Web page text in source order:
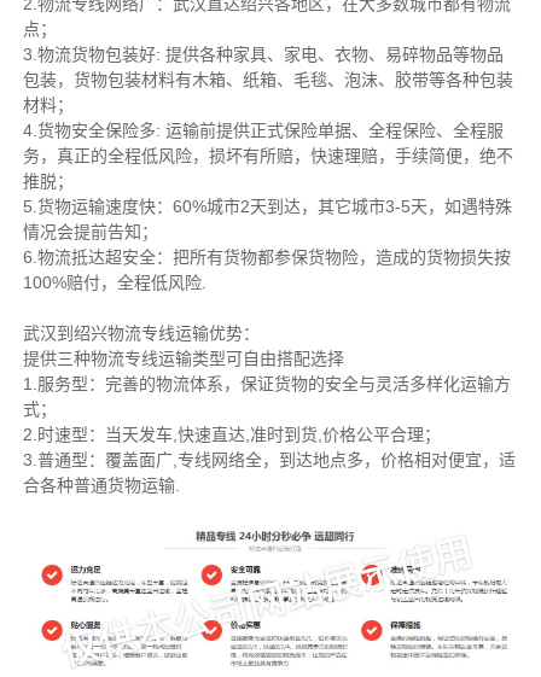
点；
3.物流货物包装好: 提供各种家具、家电、衣物、易碎物品等物品
包装，货物包装材料有木箱、纸箱、毛毯、泡沫、胶带等各种包装
材料；
4.货物安全保险多: 运输前提供正式保险单据、全程保险、全程服
务，真正的全程低风险，损坏有所赔，快速理赔，手续简便，绝不
推脱；
5.货物运输速度快：60%城市2天到达，其它城市3-5天，如遇特殊
情况会提前告知；
6.物流抵达超安全：把所有货物都参保货物险，造成的货物损失按
100%赔付，全程低风险.
武汉到绍兴物流专线运输优势：
提供三种物流专线运输类型可自由搭配选择
1.服务型：完善的物流体系，保证货物的安全与灵活多样化运输方
式；
2.时速型：当天发车,快速直达,准时到货,价格公平合理；
3.普通型：覆盖面广,专线网络全，到达地点多，价格相对便宜，适
合各种普通货物运输.